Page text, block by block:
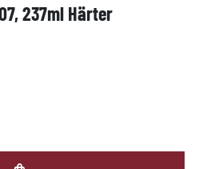
237ml Härter